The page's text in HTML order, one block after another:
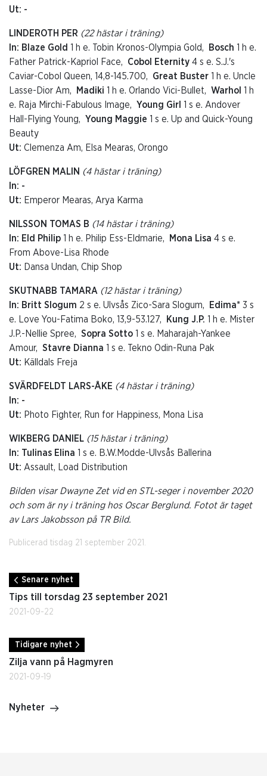
Ut: -
LINDEROTH PER (22 hästar i träning)
In: Blaze Gold 1 h e. Tobin Kronos-Olympia Gold, Bosch 1 h e.
Father Patrick-Kapriol Face, Cobol Eternity 4 s e. S.J.'s
Caviar-Cobol Queen, 14,8-145.700, Great Buster 1 h e. Uncle
Lasse-Dior Am,
Madiki 1 h e. Orlando Vici-Bullet, Warhol 1 h
e. Raja Mirchi-Fabulous Image, Young Girl 1 s e. Andover
Hall-Flying Young, Young Maggie 1 s e. Up and Quick-Young
Beauty
Ut: Clemenza Am, Elsa Mearas, Orongo
LÖFGREN MALIN (4 hästar i träning)
In: -
Ut: Emperor Mearas, Arya Karma
NILSSON TOMAS B (14 hästar i träning)
In: Eld Philip 1 h e. Philip Ess-Eldmarie, Mona Lisa 4 s e.
From Above-Lisa Rhode
Ut: Dansa Undan, Chip Shop
SKUTNABB TAMARA (12 hästar i träning)
In: Britt Slogum 2 s e. Ulvsås Zico-Sara Slogum, Edima* 3 s
e. Love You-Fatima Boko, 13,9-53.127,
Kung J.P. 1 h e. Mister
J.P.-Nellie Spree, Sopra Sotto 1 s e. Maharajah-Yankee
Amour, Stavre Dianna 1 s e. Tekno Odin-Runa Pak
Ut: Källdals Freja
SVÄRDFELDT LARS-ÅKE (4 hästar i träning)
In: -
Ut: Photo Fighter, Run for Happiness, Mona Lisa
WIKBERG DANIEL (15 hästar i träning)
In: Tulinas Elina 1 s e. B.W.Modde-Ulvsås Ballerina
Ut: Assault, Load Distribution
Bilden visar Dwayne Zet vid en STL-seger i november 2020
och som är ny i träning hos Oscar Berglund. Fotot är taget
av Lars Jakobsson på TR Bild.
Publicerad tisdag 21 september 2021.
Senare nyhet
Tips till torsdag 23 september 2021
2021-09-22
Tidigare nyhet
Zilja vann på Hagmyren
2021-09-19
Nyheter